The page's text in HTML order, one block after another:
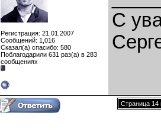
Регистрация: 21.01.2007
Сообщений: 1,016
Сказал(а) спасибо: 580
Поблагодарили 631 раз(а) в 283
сообщениях
C
Страница 14